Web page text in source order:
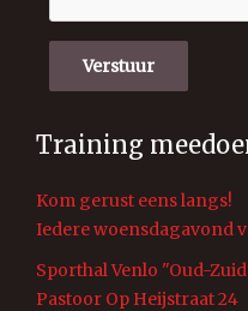
Verstuur
Training
Kom gerust eens langs!
Iedere woensdagavond
Sporthal Venlo "Oud-
Pastoor Op Heijstraat 24